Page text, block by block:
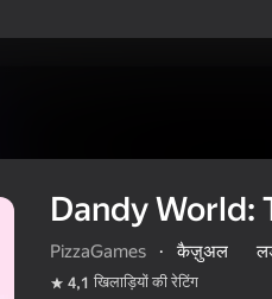
Dandy World:
PizzaGames · कैज़ुअल
4,1 खिलाड़ियों की रेटिंग